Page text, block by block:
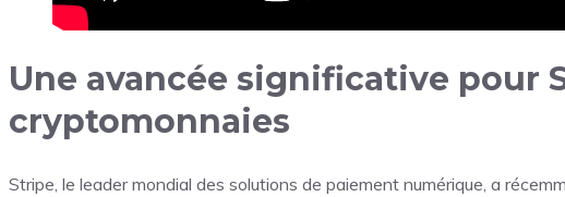
Une avancée significative pour
cryptomonnaies
Stripe, le leader mondial des solutions de paiement numérique, a